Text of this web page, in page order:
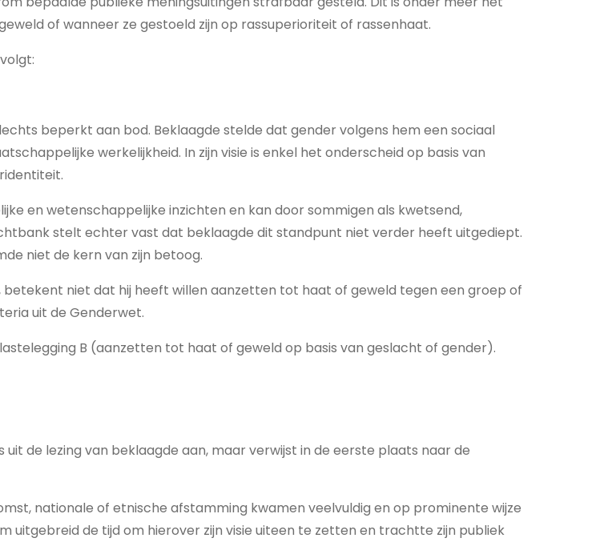
of wanneer ze gestoeld zijn op rassuperioriteit of rassenhaat.
beperkt aan bod. Beklaagde stelde dat gender volgens hem een sociaal
werkelijkheid. In zijn visie is enkel het onderscheid op basis van
en wetenschappelijke inzichten en kan door sommigen als kwetsend,
stelt echter vast dat beklaagde dit standpunt niet verder heeft uitgediept.
niet de kern van zijn betoog.
niet dat hij heeft willen aanzetten tot haat of geweld tegen een groep of
uit de Genderwet.
B (aanzetten tot haat of geweld op basis van geslacht of gender).
de lezing van beklaagde aan, maar verwijst in de eerste plaats naar de
nationale of etnische afstamming kwamen veelvuldig en op prominente wijze
uitgebreid de tijd om hierover zijn visie uiteen te zetten en trachtte zijn publiek